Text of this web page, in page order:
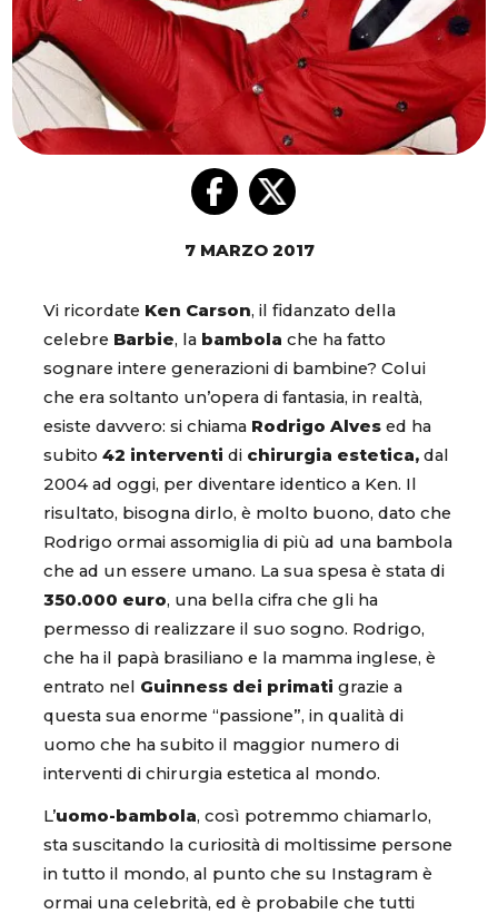
7 MARZO 2017
Vi ricordate Ken Carson, il fidanzato della
celebre Barbie, la bambola che ha fatto
sognare intere generazioni di bambine? Colui
che era soltanto un’opera di fantasia, in realtà,
esiste davvero: si chiama Rodrigo Alves ed ha
subito 42 interventi di chirurgia estetica, dal
2004 ad oggi, per diventare identico a Ken. Il
risultato, bisogna dirlo, è molto buono, dato che
Rodrigo ormai assomiglia di più ad una bambola
che ad un essere umano. La sua spesa è stata di
350.000 euro, una bella cifra che gli ha
permesso di realizzare il suo sogno. Rodrigo,
che ha il papà brasiliano e la mamma inglese, è
entrato nel Guinness dei primati grazie a
questa sua enorme “passione”, in qualità di
uomo che ha subito il maggior numero di
interventi di chirurgia estetica al mondo.
L’uomo-bambola, così potremmo chiamarlo,
sta suscitando la curiosità di moltissime persone
in tutto il mondo, al punto che su Instagram è
ormai una celebrità, ed è probabile che tutti